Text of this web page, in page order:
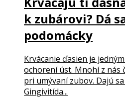
k zubárovi? Dá
podomácky
Krvácanie ďasien je
ochorení úst. Mnohí z
pri umývaní zubov. Dajú
Gingivitída...